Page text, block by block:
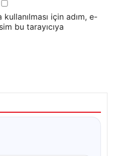
için adım, e-
bu tarayıcıya